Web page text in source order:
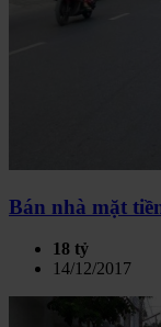
Bán nhà mặt
18 tỷ
14/12/2017